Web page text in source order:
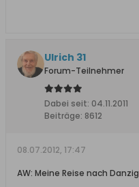
Ulrich 31
Forum-Teilnehmer
Dabei seit: 04.11.2011
Beiträge: 8612
08.07.2012, 17:47
AW: Meine Reise nach Danzig